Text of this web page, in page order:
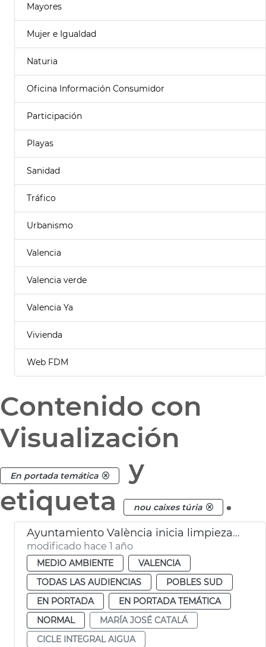
Mayores
Mujer e Igualdad
Naturia
Oficina Información Consumidor
Participación
Playas
Sanidad
Tráfico
Urbanismo
Valencia
Valencia verde
Valencia Ya
Vivienda
Web FDM
Contenido con
Visualización
En portada temática
y
etiqueta
nou caixes túria .
Ayuntamiento València inicia limpieza nuevo cauce Turia dana
modificado hace 1 año
MEDIO AMBIENTE
VALENCIA
TODAS LAS AUDIENCIAS
POBLES SUD
EN PORTADA
EN PORTADA TEMÁTICA
NORMAL
MARÍA JOSÉ CATALÁ
CICLE INTEGRAL AIGUA